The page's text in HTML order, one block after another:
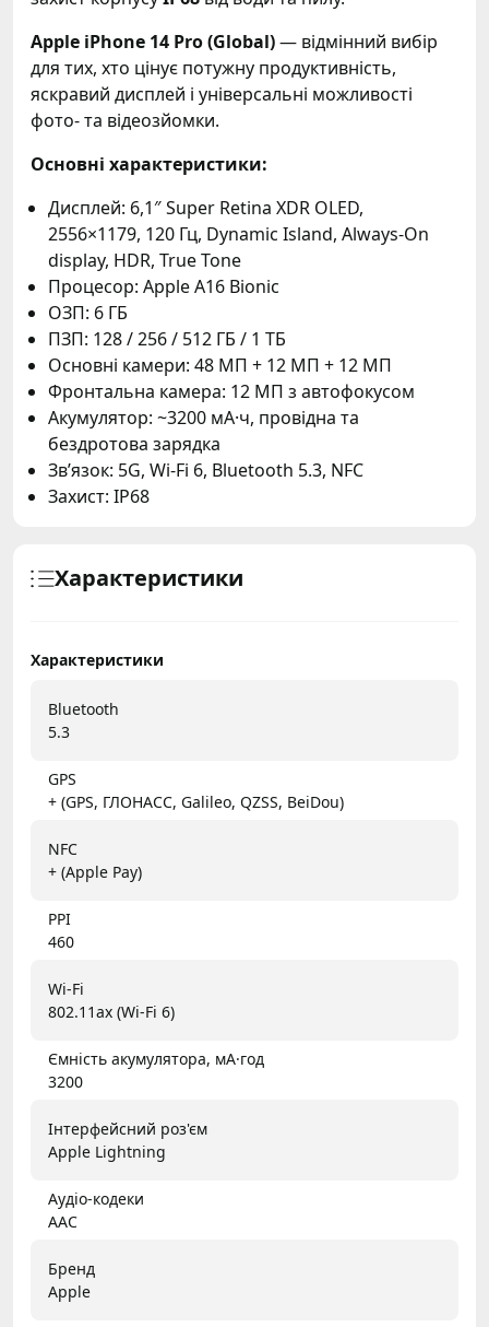
Apple iPhone 14 Pro (Global)— відмінний вибір
для тих, хто цінує потужну продуктивність,
яскравий дисплей і універсальні можливості
фото- та відеозйомки.
Основні характеристики:
Дисплей: 6,1″ Super Retina XDR OLED,
2556×1179, 120 Гц, Dynamic Island, Always-On
display, HDR, True Tone
Процесор: Apple A16 Bionic
ОЗП: 6 ГБ
ПЗП: 128 / 256 / 512 ГБ / 1 ТБ
Основні камери: 48 МП + 12 МП + 12 МП
Фронтальна камера: 12 МП з автофокусом
Акумулятор: ~3200 мА·ч, провідна та
бездротова зарядка
Звʼязок: 5G, Wi-Fi 6, Bluetooth 5.3, NFC
Захист: IP68
Характеристики
Характеристики
Bluetooth
5.3
GPS
+ (GPS, ГЛОНАСС, Galileo, QZSS, BeiDou)
NFC
+ (Apple Pay)
PPI
460
Wi-Fi
802.11ax (Wi-Fi 6)
Ємність акумулятора, мА·год
3200
Інтерфейсний роз'єм
Apple Lightning
Аудіо-кодеки
AAC
Бренд
Apple